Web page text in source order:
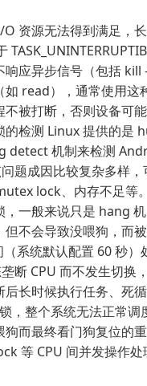
资源无法得到满足，
响应异步信号（包括 kill
如 read），通常使用这
被打断，否则设备可
的检测 Linux 提供的是
detect 机制来检测
题成因比较复杂多样，
lock、内存不足等
，一般来说只是 hang
不会导致没喂狗，而被
系统默认配置 60 秒）
断 CPU 而不发生切换
长时候执行任务、死
，整个系统无法正常调
而最终看门狗复位的
等 CPU 间并发操作处